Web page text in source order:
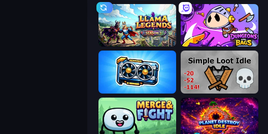
Llama Legends Dungeons and Bags
GPU Tycoon Sim Simple Loot Idle